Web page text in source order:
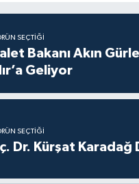
SEÇTIĞI
Bakanı Akın
Geliyor
SEÇTIĞI
Dr. Kürşat Karadağ